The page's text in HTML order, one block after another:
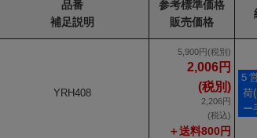
品番
補足説明
参考標準価格
販売価格
YRH408
5,900円(税別)
2,006円
(税別)
2,206円
(税込)
＋送料800円
５
荷
ー